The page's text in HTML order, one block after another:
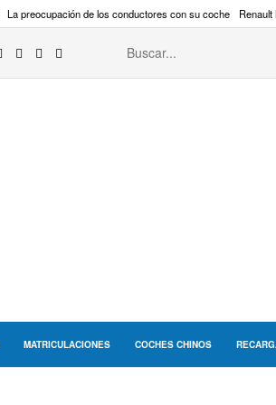
La preocupación de los conductores con su coche Renault
MATRICULACIONES COCHES CHINOS